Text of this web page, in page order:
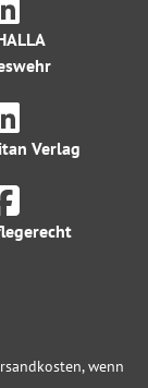
Verlag
wenn